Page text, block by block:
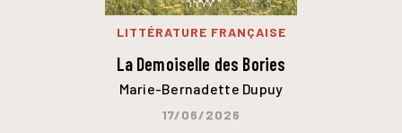
LITTÉRATURE FRANÇAISE
La Demoiselle des Bories
Marie-Bernadette Dupuy
17/06/2026